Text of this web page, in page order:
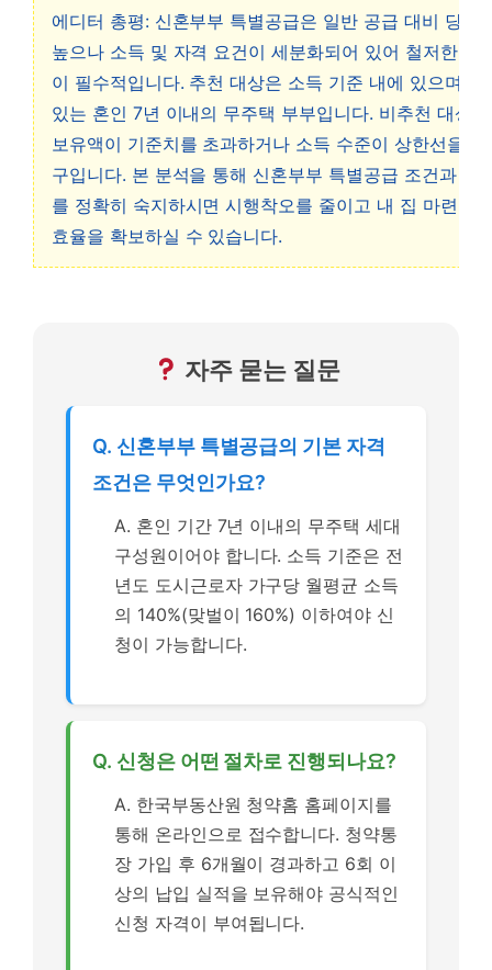
에디터 총평: 신혼부부 특별공급은 일반 공급 대비 당첨
높으나 소득 및 자격 요건이 세분화되어 있어 철저한 사
이 필수적입니다. 추천 대상은 소득 기준 내에 있으며 자
있는 혼인 7년 이내의 무주택 부부입니다. 비추천 대상
보유액이 기준치를 초과하거나 소득 수준이 상한선을 넘
구입니다. 본 분석을 통해 신혼부부 특별공급 조건과 신
를 정확히 숙지하시면 시행착오를 줄이고 내 집 마련의
효율을 확보하실 수 있습니다.
자주 묻는 질문
Q. 신혼부부 특별공급의 기본 자격
조건은 무엇인가요?
A. 혼인 기간 7년 이내의 무주택 세대
구성원이어야 합니다. 소득 기준은 전
년도 도시근로자 가구당 월평균 소득
의 140%(맞벌이 160%) 이하여야 신
청이 가능합니다.
Q. 신청은 어떤 절차로 진행되나요?
A. 한국부동산원 청약홈 홈페이지를
통해 온라인으로 접수합니다. 청약통
장 가입 후 6개월이 경과하고 6회 이
상의 납입 실적을 보유해야 공식적인
신청 자격이 부여됩니다.